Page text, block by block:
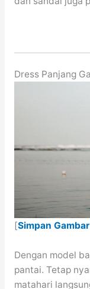
Dress Panjang
[Simpan Gambar
Dengan model
pantai. Tetap
matahari